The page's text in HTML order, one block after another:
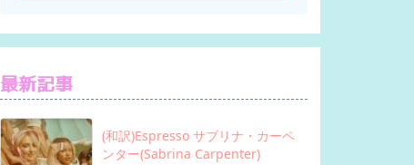
最新記事
(和訳)Espresso サブリナ・カーペ
ンター(Sabrina Carpenter)